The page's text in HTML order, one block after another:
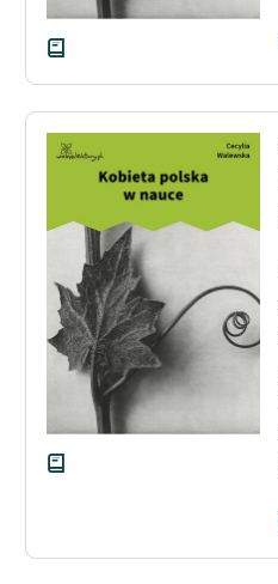
Materiały promocyjne
Regulamin biblioteki
Dane fundacji i
sprawozdania finansowe
Regulamin darowizn
Informacja o treściach
wrażliwych
Deklaracja dostępności